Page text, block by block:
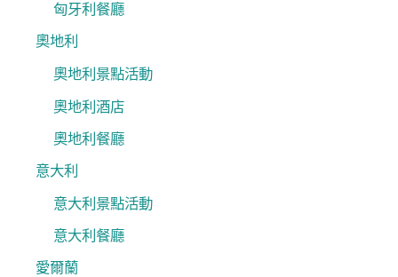
匈牙利餐廳
奧地利
奧地利景點活動
奧地利酒店
奧地利餐廳
意大利
意大利景點活動
意大利餐廳
愛爾蘭